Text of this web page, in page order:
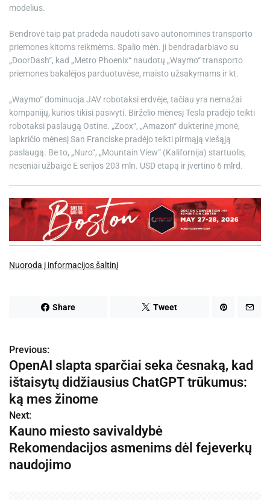
modelius.
Bendrovė taip pat pradeda naudoti savo autonomines transporto
priemones kitoms reikmėms. Spalio mėn. ji bendradarbiavo su
„DoorDash“, kad „Metro Phoenix“ naudotų „Waymo“ transporto
priemones bakalėjos parduotuvėse, maisto užsakymams ir kt.
„Waymo“ dominuoja JAV robotaksi erdvėje, tačiau yra nemažai
kompanijų, kurios tikisi pasivyti. Birželio mėnesį Tesla pradėjo teikti
robotaksi paslaugą Ostine. „Zoox“, „Amazon“ dukterinė įmonė,
lapkričio mėnesį San Franciske pradėjo teikti pirmąją viešąją
paslaugą. Be to, „Nuro“, „Mountain View“ (Kalifornija) startuolis,
neseniai užbaigė E serijos 203 mln. USD etapą ir įvertino 6 mlrd.
Nuoroda į informacijos šaltinį
Share Tweet
N
a
v
i
g
a
Previous:
OpenAI slapta sparčiai seka česnaką, kad
ištaisytų didžiausius ChatGPT trūkumus:
ką mes žinome
Next:
Kauno miesto savivaldybė
Rekomendacijos asmenims dėl fejeverkų
naudojimo